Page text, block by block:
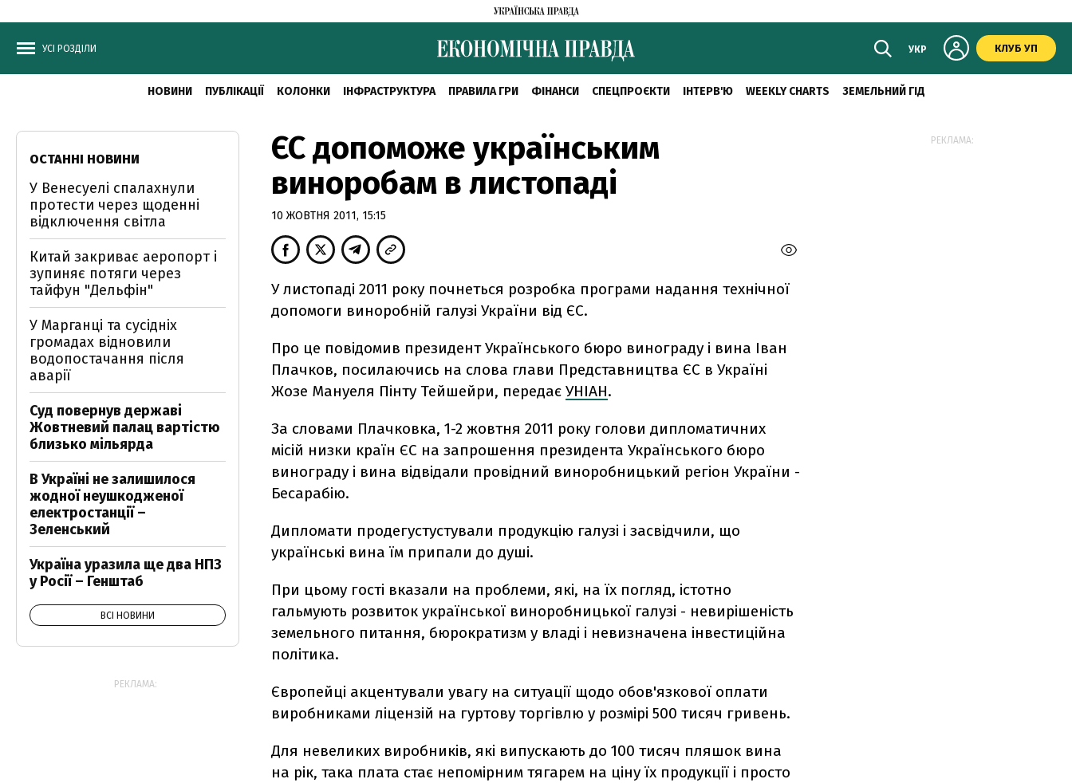
УСІ РОЗДІЛИ УКР КЛУБ УП
НОВИНИ ПУБЛІКАЦІЇ КОЛОНКИ ІНФРАСТРУКТУРА ПРАВИЛА ГРИ ФІНАНСИ СПЕЦПРОЄКТИ ІНТЕРВ'Ю WEEKLY CHARTS ЗЕМЕЛЬНИЙ ГІД
ЄС допоможе українським
виноробам в листопаді
10 ЖОВТНЯ 2011, 15:15
У листопаді 2011 року почнеться розробка програми надання технічної
допомоги виноробній галузі України від ЄС.
Про це повідомив президент Українського бюро винограду і вина Іван
Плачков, посилаючись на слова глави Представництва ЄС в Україні
Жозе Мануеля Пінту Тейшейри, передає УНІАН.
За словами Плачковка, 1-2 жовтня 2011 року голови дипломатичних
місій низки країн ЄС на запрошення президента Українського бюро
винограду і вина відвідали провідний виноробницький регіон України -
Бесарабію.
Дипломати продегустустували продукцію галузі і засвідчили, що
українські вина їм припали до душі.
При цьому гості вказали на проблеми, які, на їх погляд, істотно
гальмують розвиток української виноробницької галузі - невирішеність
земельного питання, бюрократизм у владі і невизначена інвестиційна
політика.
Європейці акцентували увагу на ситуації щодо обов'язкової оплати
виробниками ліцензій на гуртову торгівлю у розмірі 500 тисяч гривень.
Для невеликих виробників, які випускають до 100 тисяч пляшок вина
на рік, така плата стає непомірним тягарем на ціну їх продукції і просто
ОСТАННІ НОВИНИ
У Венесуелі спалахнули
протести через щоденні
відключення світла
Китай закриває аеропорт і
зупиняє потяги через
тайфун "Дельфін"
У Марганці та сусідніх
громадах відновили
водопостачання після
аварії
Суд повернув державі
Жовтневий палац вартістю
близько мільярда
В Україні не залишилося
жодної неушкодженої
електростанції –
Зеленський
Україна уразила ще два НПЗ
у Росії – Генштаб
ВСІ НОВИНИ
РЕКЛАМА:
РЕКЛАМА: